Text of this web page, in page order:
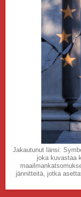
Jakautunut länsi:
joka kuvastaa
jännitteitä, jotka